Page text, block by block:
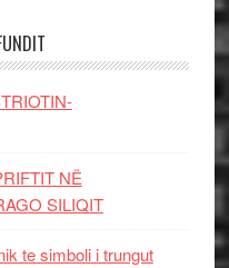
NË
SILIQIT
te simboli i trungut